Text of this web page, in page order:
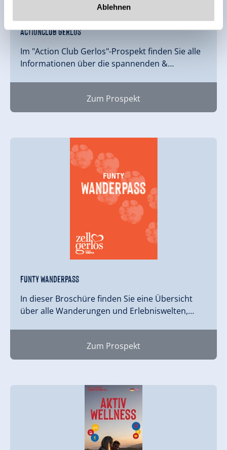
Ablehnen
Actionclub Gerlos
Im "Action Club Gerlos"-Prospekt finden Sie alle
Informationen über die spannenden &…
Zum Prospekt
Funty Wanderpass
In dieser Broschüre finden Sie eine Übersicht
über alle Wanderungen und Erlebniswelten,…
Zum Prospekt